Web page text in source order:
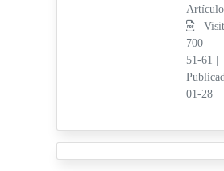
700
51-61
01-28